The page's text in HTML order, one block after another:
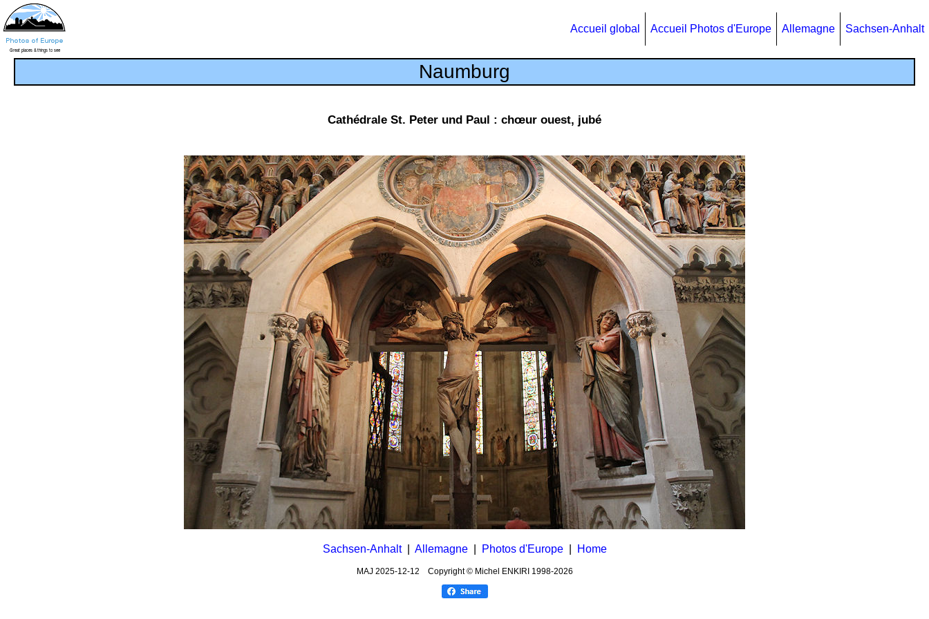
Accueil global Accueil Photos d'Europe Allemagne Sachsen-Anhalt
Naumburg
Cathédrale St. Peter und Paul : chœur ouest, jubé
Sachsen-Anhalt| Allemagne| Photos d'Europe| Home
MAJ 2025-12-12 Copyright © Michel ENKIRI 1998-2026